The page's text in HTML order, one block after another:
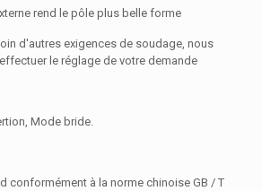
rend le pôle plus belle forme
d'autres exigences de soudage, nous
le réglage de votre demande
Mode bride.
conformément à la norme chinoise GB / T